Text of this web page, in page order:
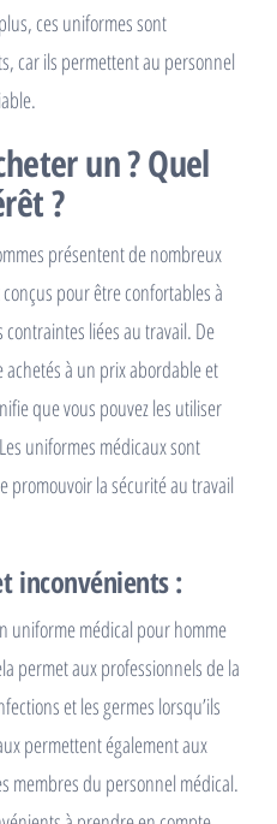
ces uniformes sont
car ils permettent au personnel
un ? Quel
?
présentent de nombreux
pour être confortables à
liées au travail. De
à un prix abordable et
que vous pouvez les utiliser
uniformes médicaux sont
promouvoir la sécurité au travail
inconvénients :
uniforme médical pour homme
permet aux professionnels de la
et les germes lorsqu’ils
permettent également aux
membres du personnel médical.